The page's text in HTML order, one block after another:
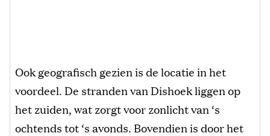
Ook geografisch gezien is de locatie in het
voordeel. De stranden van Dishoek liggen op
het zuiden, wat zorgt voor zonlicht van ‘s
ochtends tot ‘s avonds. Bovendien is door het